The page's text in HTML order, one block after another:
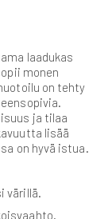
laadukas
monen
on tehty
ja tilaa
lisää
on hyvä istua.
värillä.